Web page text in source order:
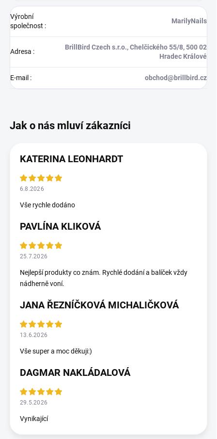
Výrobní
společnost :
MarilyNails
Adresa :
BrillBird Czech s.r.o., Chelčického 55/8, 500 02
Hradec Králové
E-mail : obchod@brillbird.cz
KATERINA LEONHARDT
6.8.2026
Vše rychle dodáno
PAVLÍNA KLIKOVÁ
25.7.2026
Nejlepší produkty co znám. Rychlé dodání a balíček vždy
nádherně voní.
JANA ŘEZNÍČKOVÁ MICHALIČKOVÁ
13.6.2026
Vše super a moc děkuji:)
DAGMAR NAKLÁDALOVÁ
29.5.2026
Vynikající